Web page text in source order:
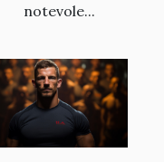
notevole...